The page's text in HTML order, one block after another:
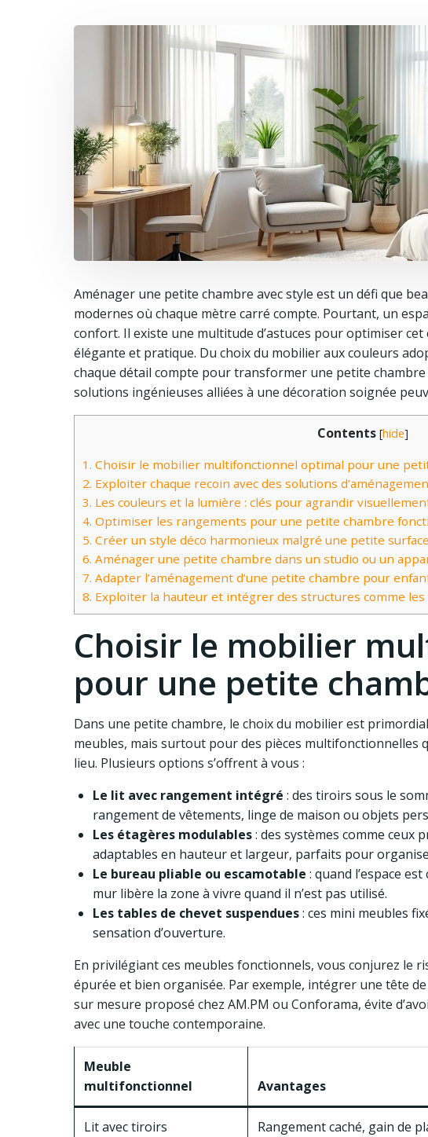
Aménager une petite chambre avec style est un défi que
modernes où chaque mètre carré compte. Pourtant, un
confort. Il existe une multitude d’astuces pour optimiser
élégante et pratique. Du choix du mobilier aux couleurs
chaque détail compte pour transformer une petite
solutions ingénieuses alliées à une décoration soignée
Contents [hide]
1. Choisir le mobilier multifonctionnel optimal pour une
2. Exploiter chaque recoin avec des solutions
3. Les couleurs et la lumière : clés pour agrandir
4. Optimiser les rangements pour une petite chambre
5. Créer un style déco harmonieux malgré une petite surface
6. Aménager une petite chambre dans un studio ou un
7. Adapter l’aménagement d’une petite chambre pour
8. Exploiter la hauteur et intégrer des structures comme
Choisir le mobilier
pour une petite
Dans une petite chambre, le choix du mobilier est
meubles, mais surtout pour des pièces multifonctionnelles
lieu. Plusieurs options s’offrent à vous :
Le lit avec rangement intégré : des tiroirs sous le
rangement de vêtements, linge de maison ou objets
Les étagères modulables: des systèmes comme ceux
adaptables en hauteur et largeur, parfaits pour
Le bureau pliable ou escamotable : quand l’espace
mur libère la zone à vivre quand il n’est pas utilisé.
Les tables de chevet suspendues: ces mini meubles
sensation d’ouverture.
En privilégiant ces meubles fonctionnels, vous conjurez le
épurée et bien organisée. Par exemple, intégrer une tête
sur mesure proposé chez AM.PM ou Conforama, évite
avec une touche contemporaine.
Meuble
multifonctionnel
Avantages
Lit avec tiroirs Rangement caché, gain de